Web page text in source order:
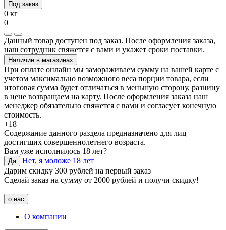
Под заказ
0 кг
0
Данный товар доступен под заказ. После оформления заказа,
наш сотрудник свяжется с вами и укажет сроки поставки.
Наличие в магазинах
При оплате онлайн мы замораживаем сумму на вашей карте с
учетом максимально возможного веса порции товара, если
итоговая сумма будет отличаться в меньшую сторону, разницу
в цене возвращаем на карту. После оформления заказа наш
менеджер обязательно свяжется с вами и согласует конечную
стоимость.
+18
Содержание данного раздела предназначено для лиц
достигших совершеннолетнего возраста.
Вам уже исполнилось 18 лет?
Да
Нет, я моложе 18 лет
Дарим скидку 300 рублей на первый заказ
Сделай заказ на сумму от 2000 рублей и получи скидку!
о нас
О компании